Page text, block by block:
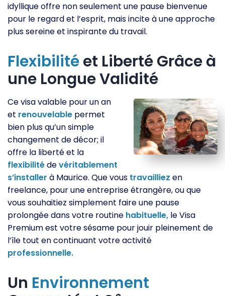
idyllique offre non seulement une pause bienvenue
pour le regard et l’esprit, mais incite à une approche
plus sereine et inspirante du travail.
Flexibilitéet Liberté Grâce à
une Longue Validité
Ce visa valable pour un an
et renouvelable permet
bien plus qu’un simple
changement de décor; il
offre la liberté et la
flexibilitédevéritablement
s’installer à Maurice. Que vous travailliez en
freelance, pour une entreprise étrangère, ou que
vous souhaitiez simplement faire une pause
prolongée dans votre routine habituelle, le Visa
Premium est votre sésame pour jouir pleinement de
l’île tout en continuant votre activité
professionnelle.
Un Environnement